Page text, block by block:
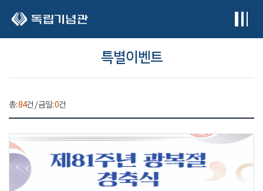
특별이벤트
총:84건 / 금일:0건